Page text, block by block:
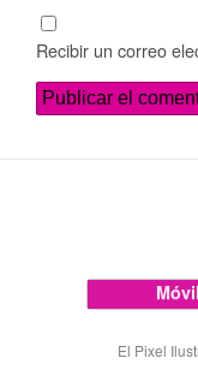
Recibir un correo
Móvil
El Pixel